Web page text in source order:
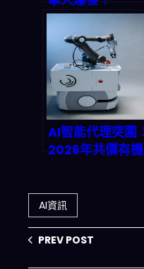
Darwinium 如
用機器learning
築起防火牆？
AI智能代理突圍：
2026年共價有機
AI資訊
PREV POST